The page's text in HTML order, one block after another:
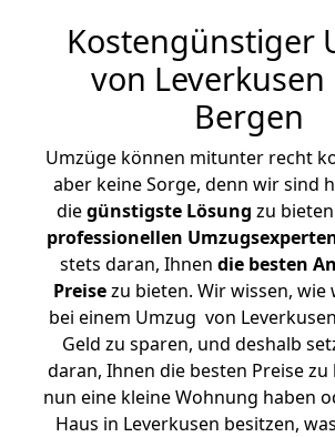
Kostengünstiger
von Leverkusen
Bergen
Umzüge können mitunter recht
aber keine Sorge, denn wir sind
diegünstigste Lösung zu
professionellen
stets daran, Ihnen die besten
Preisezu bieten. Wir wissen, wie
bei einem Umzug von
Geld zu sparen, und deshalb
daran, Ihnen die besten Preise zu
nun eine kleine Wohnung haben
Haus in Leverkusen besitzen,